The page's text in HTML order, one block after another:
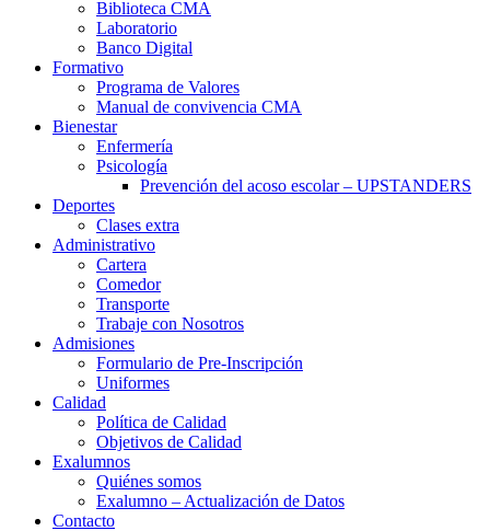
Biblioteca CMA
Laboratorio
Banco Digital
Formativo
Programa de Valores
Manual de convivencia CMA
Bienestar
Enfermería
Psicología
Prevención del acoso escolar – UPSTANDERS
Deportes
Clases extra
Administrativo
Cartera
Comedor
Transporte
Trabaje con Nosotros
Admisiones
Formulario de Pre-Inscripción
Uniformes
Calidad
Política de Calidad
Objetivos de Calidad
Exalumnos
Quiénes somos
Exalumno – Actualización de Datos
Contacto